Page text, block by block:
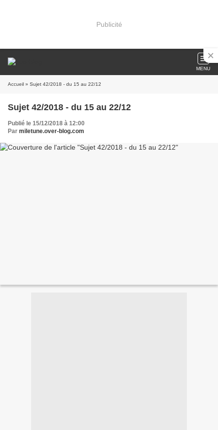
Publicité
MENU
Accueil » Sujet 42/2018 - du 15 au 22/12
Sujet 42/2018 - du 15 au 22/12
Publié le 15/12/2018 à 12:00
Par miletune.over-blog.com